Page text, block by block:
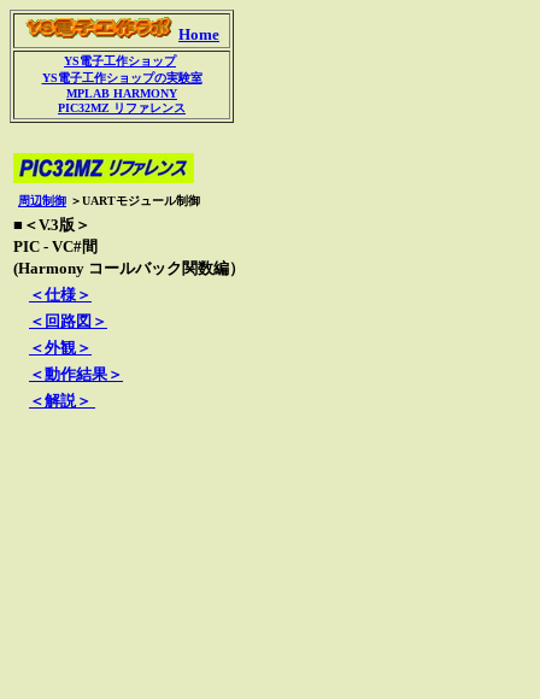
Home
YS電子工作ショップ
YS電子工作ショップの実験室
MPLAB HARMONY
PIC32MZ リファレンス
周辺制御 ＞UARTモジュール制御
■＜V.3版＞
PIC - VC#間
(Harmony コールバック関数編）
＜仕様＞
＜回路図＞
＜外観＞
＜動作結果＞
＜解説＞